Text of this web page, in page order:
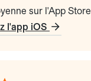
sur l'App Store
l'app iOS